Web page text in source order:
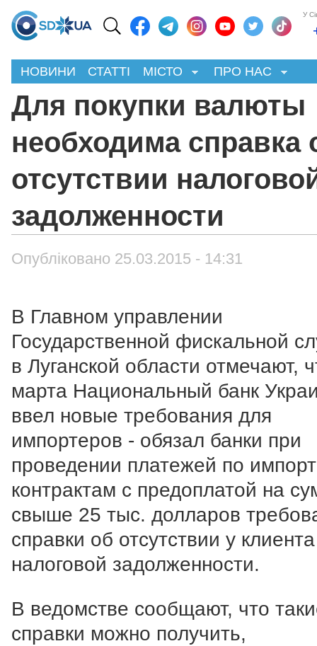
У
НОВИНИ СТАТТІ МІСТО ПРО НАС
Для покупки валюты
необходима справка
отсутствии
задолженности
Опубліковано 25.03.2015 - 14:31
В Главном управлении
Государственной фискальной
в Луганской области отмечают,
марта Национальный банк
ввел новые требования для
импортеров - обязал банки при
проведении платежей по
контрактам с предоплатой на
свыше 25 тыс. долларов
справки об отсутствии у клиента
налоговой задолженности.
В ведомстве сообщают, что
справки можно получить,